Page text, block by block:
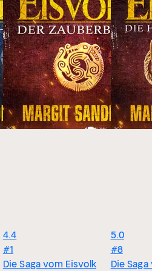
4.4
#1
Die Saga vom Eisvolk
5.0
#8
Die